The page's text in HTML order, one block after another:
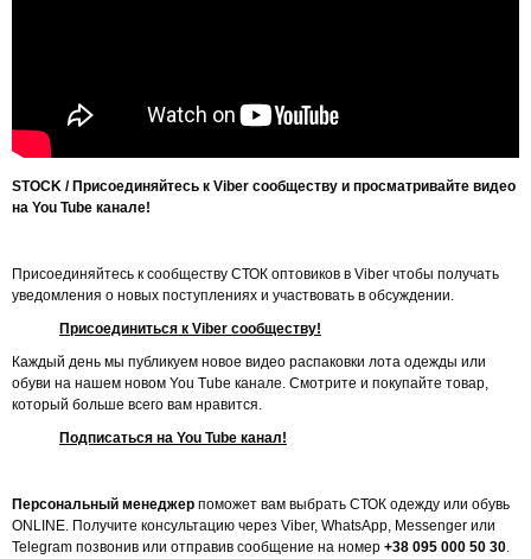
STOCK / Присоединяйтесь к Viber сообществу и просматривайте видео
на You Tube канале!
Присоединяйтесь к сообществу СТОК оптовиков в Viber чтобы получать
уведомления о новых поступлениях и участвовать в обсуждении.
Присоединиться к Viber сообществу!
Каждый день мы публикуем новое видео распаковки лота одежды или
обуви на нашем новом You Tube канале. Смотрите и покупайте товар,
который больше всего вам нравится.
Подписаться на You Tube канал!
Персональный менеджер поможет вам выбрать СТОК одежду или обувь
ONLINE. Получите консультацию через Viber, WhatsApp, Messenger или
Telegram позвонив или отправив сообщение на номер +38 095 000 50 30.